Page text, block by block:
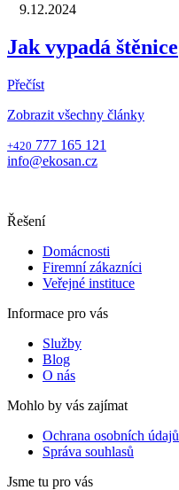
9.12.2024
Jak vypadá štěnice
Přečíst
Zobrazit všechny články
+420 777 165 121
info@ekosan.cz
Řešení
Domácnosti
Firemní zákazníci
Veřejné instituce
Informace pro vás
Služby
Blog
O nás
Mohlo by vás zajímat
Ochrana osobních údajů
Správa souhlasů
Jsme tu pro vás